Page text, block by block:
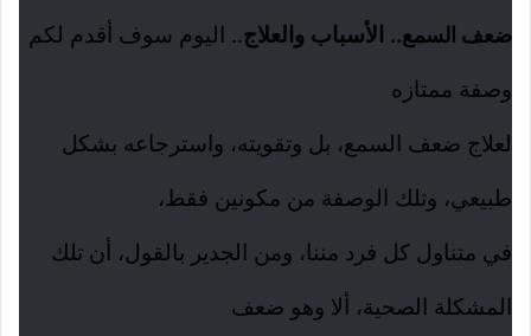
ضعف السمع.. الأسباب والعلاج.. اليوم سوف أقدم لكم
وصفة ممتازه
لعلاج ضعف السمع، بل وتقويته، واسترجاعه بشكل
طبيعي، وتلك الوصفة من مكونين فقط،
في متناول كل فرد مننا، ومن الجدير بالقول، أن تلك
المشكلة الصحية، ألا وهو ضعف